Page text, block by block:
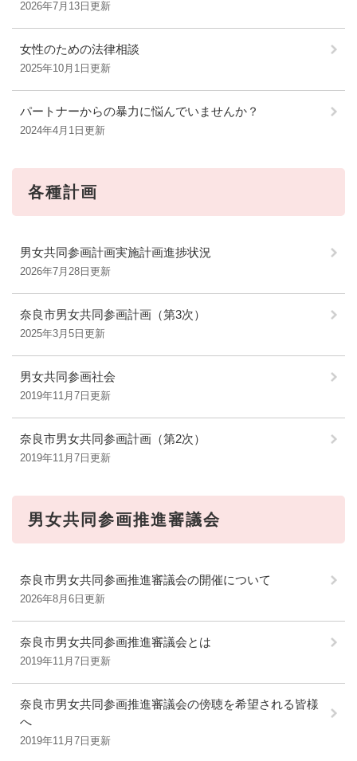
2026年7月13日更新
女性のための法律相談
2025年10月1日更新
パートナーからの暴力に悩んでいませんか？
2024年4月1日更新
各種計画
男女共同参画計画実施計画進捗状況
2026年7月28日更新
奈良市男女共同参画計画（第3次）
2025年3月5日更新
男女共同参画社会
2019年11月7日更新
奈良市男女共同参画計画（第2次）
2019年11月7日更新
男女共同参画推進審議会
奈良市男女共同参画推進審議会の開催について
2026年8月6日更新
奈良市男女共同参画推進審議会とは
2019年11月7日更新
奈良市男女共同参画推進審議会の傍聴を希望される皆様
へ
2019年11月7日更新